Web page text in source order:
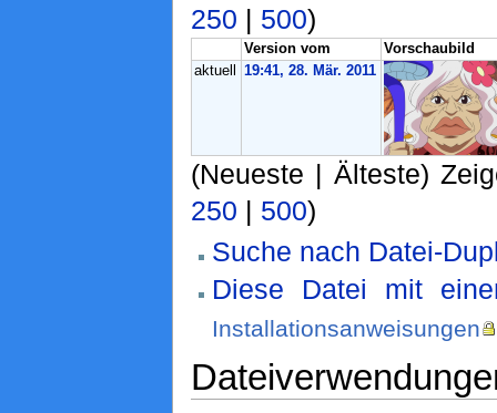
250 | 500)
Version vom
Vorschaubild
aktuell
19:41, 28. Mär. 2011
(Neueste | Älteste)
250 | 500)
Suche nach Datei-
Diese Datei mit
Installationsanweisungen